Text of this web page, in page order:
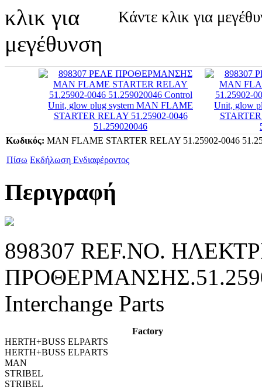
Κάντε κλικ για
Κωδικός: MAN FLAME STARTER RELAY 51.25902-0046
Πίσω Εκδήλωση Ενδιαφέροντος
Περιγραφή
898307 REF.NO.
Interchange Parts
Factory
HERTH+BUSS ELPARTS
HERTH+BUSS ELPARTS
MAN
STRIBEL
STRIBEL